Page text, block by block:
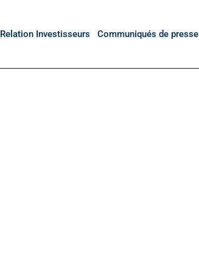
Relation Investisseurs Communiqués de presse